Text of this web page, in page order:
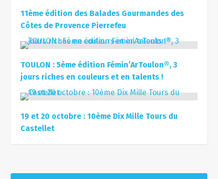
11ème édition des Balades Gourmandes des
Côtes de Provence Pierrefeu
TOULON : 5ème édition Fémin’ArToulon®, 3
jours riches en couleurs et en talents !
19 et 20 octobre : 10ème Dix Mille Tours du
Castellet